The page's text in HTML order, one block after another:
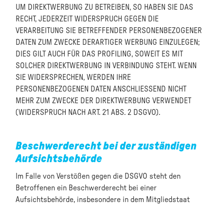
UM DIREKTWERBUNG ZU BETREIBEN, SO HABEN SIE DAS
RECHT, JEDERZEIT WIDERSPRUCH GEGEN DIE
VERARBEITUNG SIE BETREFFENDER PERSONENBEZOGENER
DATEN ZUM ZWECKE DERARTIGER WERBUNG EINZULEGEN;
DIES GILT AUCH FÜR DAS PROFILING, SOWEIT ES MIT
SOLCHER DIREKTWERBUNG IN VERBINDUNG STEHT. WENN
SIE WIDERSPRECHEN, WERDEN IHRE
PERSONENBEZOGENEN DATEN ANSCHLIESSEND NICHT
MEHR ZUM ZWECKE DER DIREKTWERBUNG VERWENDET
(WIDERSPRUCH NACH ART. 21 ABS. 2 DSGVO).
Beschwerde­recht bei der zuständigen
Aufsichts­behörde
Im Falle von Verstößen gegen die DSGVO steht den
Betroffenen ein Beschwerderecht bei einer
Aufsichtsbehörde, insbesondere in dem Mitgliedstaat